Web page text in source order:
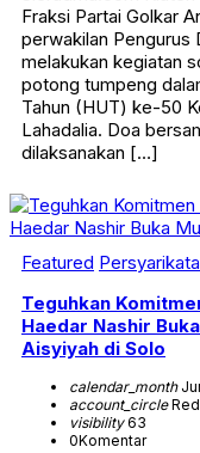
Fraksi Partai Golkar
perwakilan Pengurus
melakukan kegiatan
potong tumpeng
Tahun (HUT) ke-50
Lahadalia. Doa
dilaksanakan […]
Featured
Teguhkan
Haedar Nashir
Aisyiyah di Solo
calendar_month
account_circle
visibility63
0Komentar